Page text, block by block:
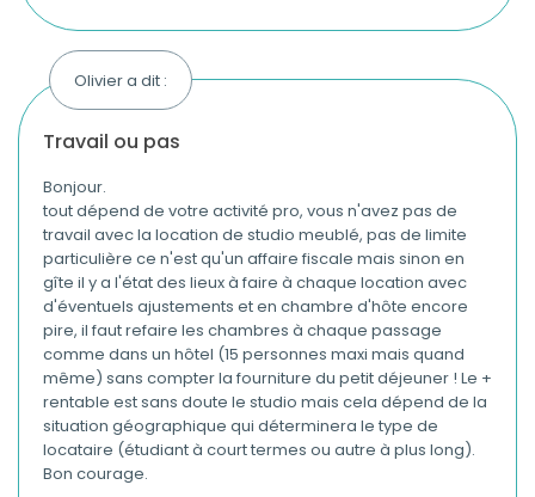
Olivier a dit :
travail ou pas
Bonjour.
tout dépend de votre activité pro, vous n'avez pas de
travail avec la location de studio meublé, pas de limite
particulière ce n'est qu'un affaire fiscale mais sinon en
gîte il y a l'état des lieux à faire à chaque location avec
d'éventuels ajustements et en chambre d'hôte encore
pire, il faut refaire les chambres à chaque passage
comme dans un hôtel (15 personnes maxi mais quand
même) sans compter la fourniture du petit déjeuner ! Le +
rentable est sans doute le studio mais cela dépend de la
situation géographique qui déterminera le type de
locataire (étudiant à court termes ou autre à plus long).
Bon courage.